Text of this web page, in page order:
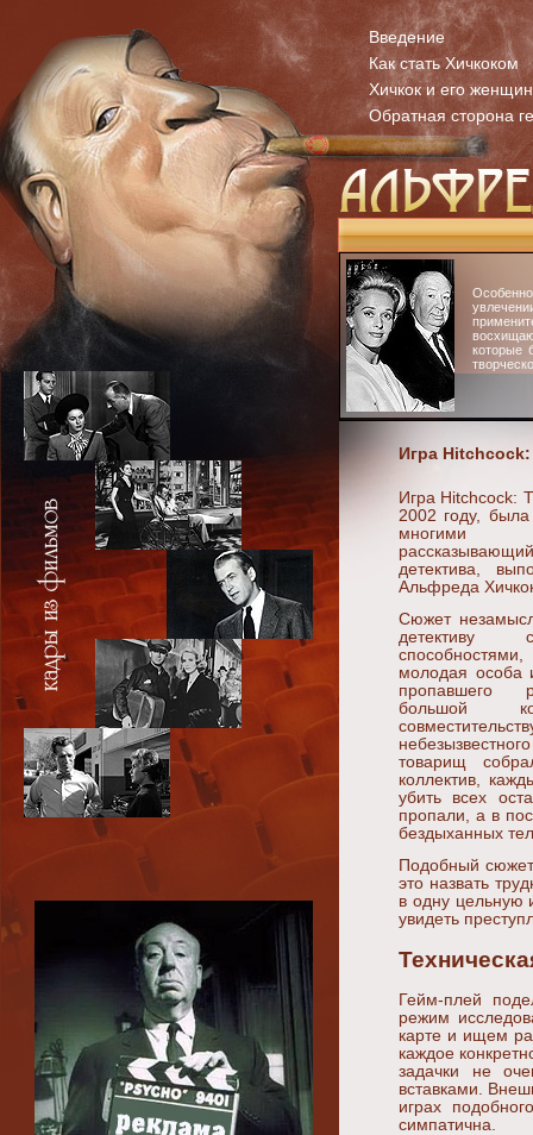
Введение
Как стать Хичкоком
Хичкок и его
Обратная сторона
которые
Игра
Игра Hitchcock:
2002 году,
многими
детектива,
Альфреда
Сюжет
детективу
молодая особа
пропавшего
большой
товарищ
коллектив,
убить всех
пропали, а в
бездыханных
Подобный
это назвать
в одну цельную
увидеть
Гейм-плей
режим
карте и ищем
каждое
задачки не
вставками.
играх
симпатична.